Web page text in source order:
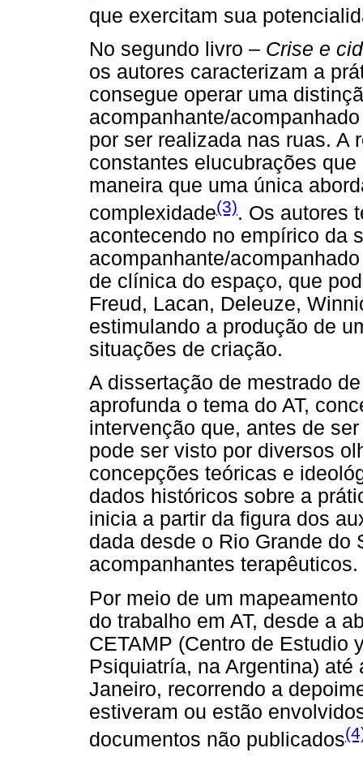
que exercitam sua
No segundo livro – Crise e
os autores caracterizam a
consegue operar uma
acompanhante/
por ser realizada nas ruas. A
constantes elucubrações
maneira que uma única
complexidade(3). Os autores
acontecendo no empírico da
acompanhante/
de clínica do espaço, que
Freud, Lacan, Deleuze,
estimulando a produção de
situações de criação.
A dissertação de mestrado
aprofunda o tema do AT,
intervenção que, antes de
pode ser visto por diversos
concepções teóricas e
dados históricos sobre a
inicia a partir da figura dos
dada desde o Rio Grande do
acompanhantes terapêuticos.
Por meio de um
do trabalho em AT, desde a
CETAMP (Centro de Estudio
Psiquiatría, na Argentina)
Janeiro, recorrendo a
estiveram ou estão
documentos não publicados